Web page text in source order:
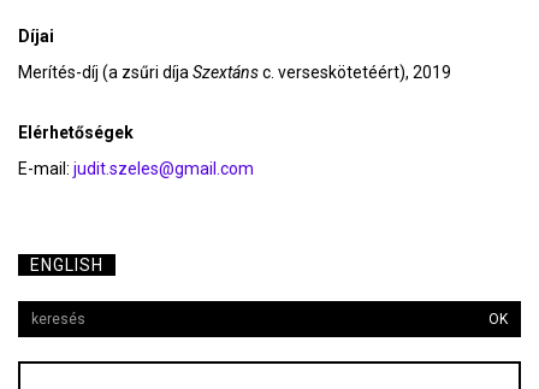
Díjai
Merítés-díj (a zsűri díja Szextánsc. verseskötetéért), 2019
Elérhetőségek
E-mail: judit.szeles@gmail.com
ENGLISH
OK